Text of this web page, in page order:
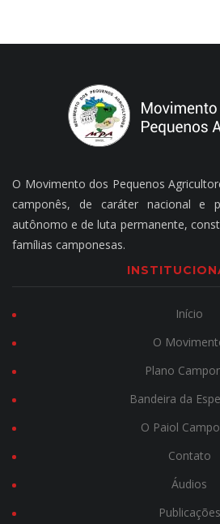
O Movimento dos Pequenos
camponês, de caráter nacional e
autônomo e de luta permanente,
famílias camponesas.
Início
O
Plano
Bandeira da
O Paiol
Contato
Áudios
Publicações